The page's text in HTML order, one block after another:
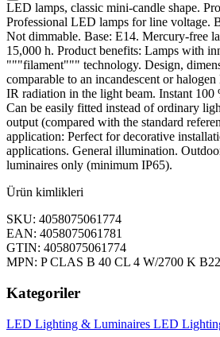
LED lamps, classic mini-candle shape.
Professional LED lamps for line voltage.
Not dimmable. Base: E14. Mercury-free
15,000 h. Product benefits: Lamps with
"""filament""" technology. Design,
comparable to an incandescent or
IR radiation in the light beam. Instant
Can be easily fitted instead of ordinary
output (compared with the standard
application: Perfect for decorative
applications. General illumination.
luminaires only (minimum IP65).
Ürün kimlikleri
SKU: 4058075061774
EAN: 4058075061781
GTIN: 4058075061774
MPN: P CLAS B 40 CL 4 W/2700 K
Kategoriler
LED Lighting & Luminaires LED